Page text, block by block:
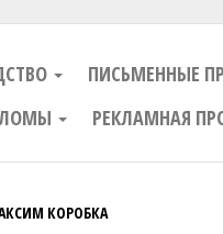
ПИСЬМЕННЫЕ
РЕКЛАМНАЯ
Сувенирная
КОРОБКА